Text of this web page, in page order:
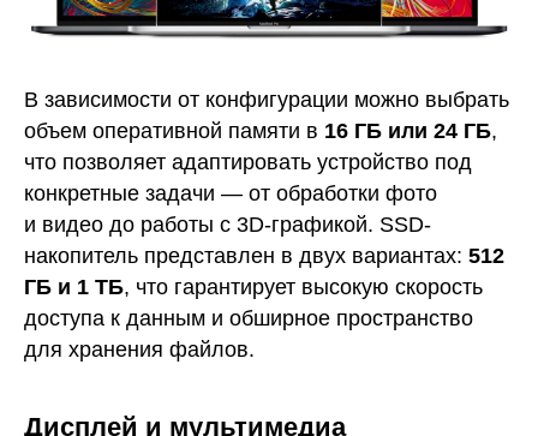
В зависимости от конфигурации можно выбрать
объем оперативной памяти в 16 ГБ или 24 ГБ,
что позволяет адаптировать устройство под
конкретные задачи — от обработки фото
и видео до работы с 3D-графикой. SSD-
накопитель представлен в двух вариантах: 512
ГБ и 1 ТБ, что гарантирует высокую скорость
доступа к данным и обширное пространство
для хранения файлов.
Дисплей и мультимедиа